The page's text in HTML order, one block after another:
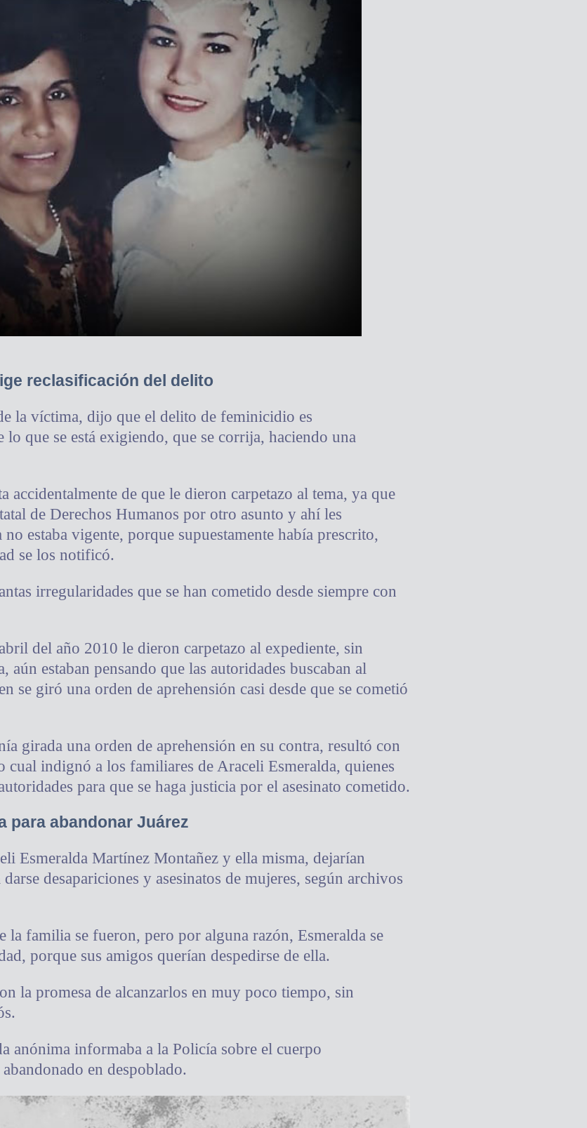
reclasificación del delito
la víctima, dijo que el delito de feminicidio es
que se está exigiendo, que se corrija, haciendo una
accidentalmente de que le dieron carpetazo al tema, ya que
de Derechos Humanos por otro asunto y ahí les
estaba vigente, porque supuestamente había prescrito,
se los notificó.
irregularidades que se han cometido desde siempre con
del año 2010 le dieron carpetazo al expediente, sin
aún estaban pensando que las autoridades buscaban al
se giró una orden de aprehensión casi desde que se cometió
girada una orden de aprehensión en su contra, resultó con
cual indignó a los familiares de Araceli Esmeralda, quienes
para que se haga justicia por el asesinato cometido.
para abandonar Juárez
Esmeralda Martínez Montañez y ella misma, dejarían
desapariciones y asesinatos de mujeres, según archivos
la familia se fueron, pero por alguna razón, Esmeralda se
porque sus amigos querían despedirse de ella.
la promesa de alcanzarlos en muy poco tiempo, sin
anónima informaba a la Policía sobre el cuerpo
en despoblado.